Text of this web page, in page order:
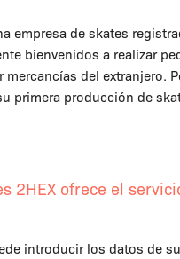
empresa de skates
bienvenidos a realizar
mercancías del extranjero.
primera producción de
2HEX ofrece el
introducir los datos de